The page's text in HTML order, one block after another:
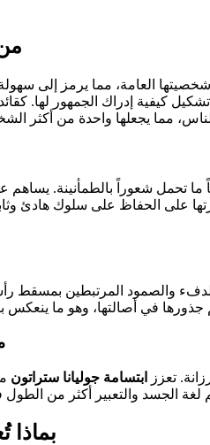
شخصيتها العامة، مما يرمز إلى
كيفية إدراك الجمهور لها.
ما تحمل شعوراً بالطمأنينة. يساهم
على الحفاظ على سلوك هادئ
والصمود المرتبطين بمسقط
تعزز ابتسامة جوليانا ستراتون
بماذا